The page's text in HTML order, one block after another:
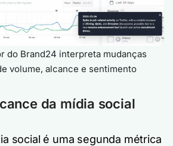
do Brand24 interpreta mudanças
volume, alcance e sentimento
da mídia social
social é uma segunda métrica